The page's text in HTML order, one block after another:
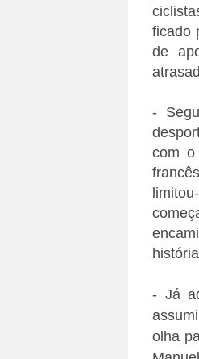
ficado
de
-
com o
- Já
olha